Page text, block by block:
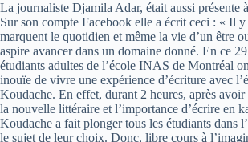
La journaliste Djamila Adar, était aussi présente
Sur son compte Facebook elle a écrit ceci : « Il y
marquent le quotidien et même la vie d’un être
aspire avancer dans un domaine donné. En ce
étudiants adultes de l’école INAS de Montréal
inouïe de vivre une expérience d’écriture avec
Koudache. En effet, durant 2 heures, après
la nouvelle littéraire et l’importance d’écrire en
Koudache a fait plonger tous les étudiants dans
le sujet de leur choix. Donc, libre cours à